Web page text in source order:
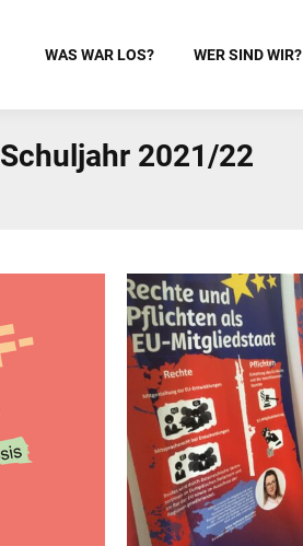
WAS WAR LOS? WER SIND WIR?
Schuljahr 2021/22